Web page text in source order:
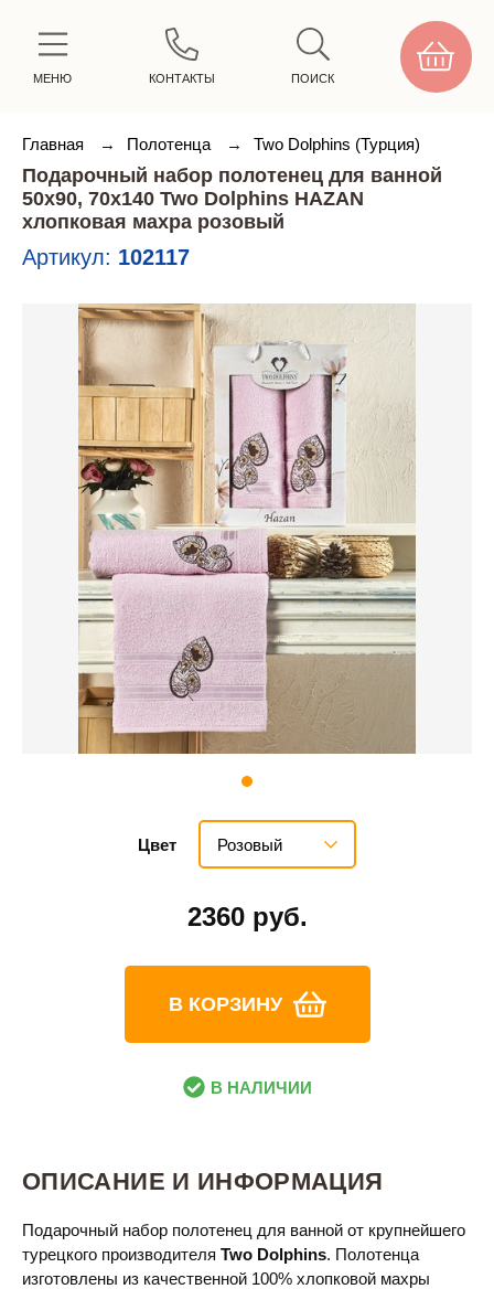
МЕНЮ КОНТАКТЫ ПОИСК
Главная → Полотенца → Two Dolphins (Турция)
Подарочный набор полотенец для ванной
50х90, 70х140 Two Dolphins HAZAN
хлопковая махра розовый
Артикул: 102117
Цвет Розовый
2360 руб.
В КОРЗИНУ
В НАЛИЧИИ
ОПИСАНИЕ И ИНФОРМАЦИЯ
Подарочный набор полотенец для ванной от крупнейшего
турецкого производителя Two Dolphins. Полотенца
изготовлены из качественной 100% хлопковой махры